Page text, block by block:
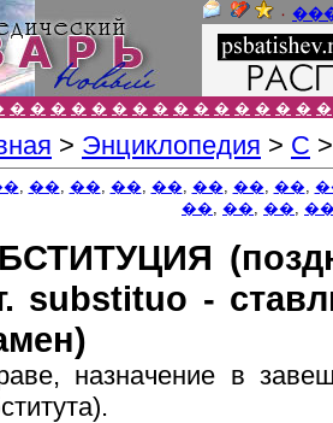
٠
� � � � � � � � � � � � � � � �
> Энциклопедия > С
, ��, ��, ��, ��, ��, ��, ��,
��, ��, ��,
substituo -
назначение в